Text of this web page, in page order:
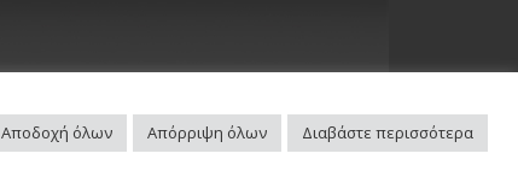
Αποδοχή όλων Απόρριψη όλων Διαβάστε περισσότερα